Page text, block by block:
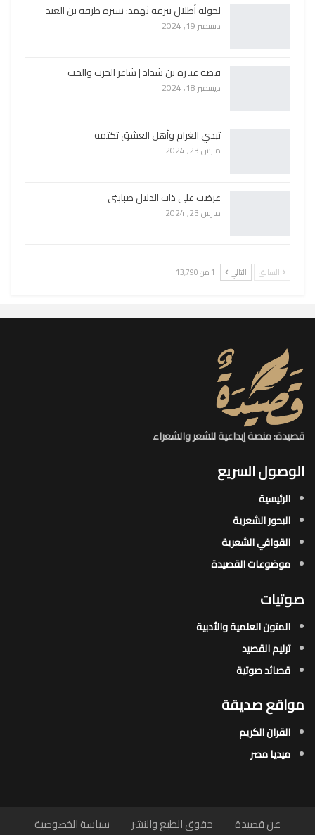
لخولة أطلال ببرقة ثهمد: سيرة طرفة بن العبد
ديسمبر 19, 2024
قصة عنترة بن شداد | شاعر الحرب والحب
ديسمبر 18, 2024
تبدي الغرام وأهل العشق تكتمه
مارس 23, 2024
عرضت على ذات الدلال صبابتي
مارس 23, 2024
السابق التالي 1 من 13٬790
قصيدة: منصة إبداعية للشعر والشعراء
الوصول السريع
الرئيسية
البحور الشعرية​
القوافي الشعرية​
موضوعات القصيدة​
صوتيات
المتون العلمية والأدبية
ترنيم القصيد
قصائد صوتية
مواقع صديقة
القران الكريم
ميديا مصر
عن قصيدة حقوق الطبع والنشر سياسة الخصوصية